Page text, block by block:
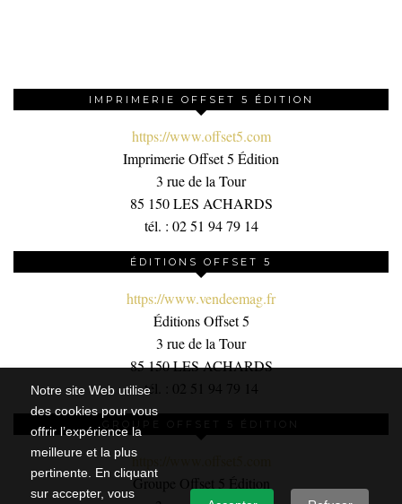
Notre site Web utilise
des cookies pour vous
offrir l’expérience la
meilleure et la plus
pertinente. En cliquant
sur accepter, vous
IMPRIMERIE OFFSET 5 ÉDITION
https://www.offset5.com
Imprimerie Offset 5 Édition
3 rue de la Tour
85 150 LES ACHARDS
tél. : 02 51 94 79 14
ÉDITIONS OFFSET 5
https://www.vendeemag.fr
Éditions Offset 5
3 rue de la Tour
85 150 LES ACHARDS
tél. : 02 51 94 79 14
GROUPE OFFSET 5 ÉDITION
https://www.offset5.com
Groupe Offset 5 Édition